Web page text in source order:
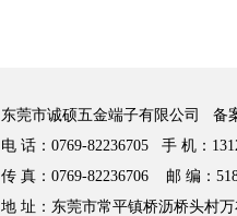
东莞市诚硕五金端子有限公司 备
电 话：0769-82236705 手 机：
传 真：0769-82236706 邮 编：
地 址：东莞市常平镇桥沥桥头村